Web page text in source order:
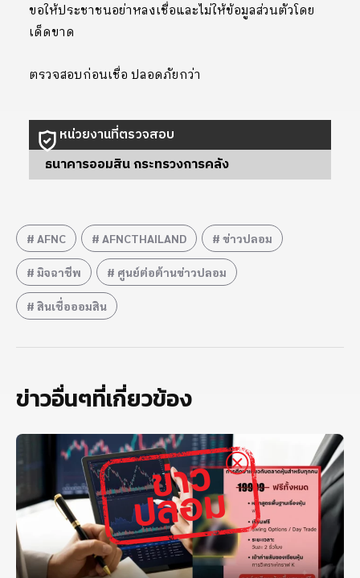
ขอให้ประชาชนอย่าหลงเชื่อและไม่ให้ข้อมูลส่วนตัวโดย
เด็ดขาด
ตรวจสอบก่อนเชื่อ ปลอดภัยกว่า
หน่วยงานที่ตรวจสอบ
ธนาคารออมสิน กระทรวงการคลัง
AFNC AFNCTHAILAND ข่าวปลอม
มิจฉาชีพ ศูนย์ต่อต้านข่าวปลอม
สินเชื่อออมสิน
ข่าวอื่นๆที่เกี่ยวข้อง